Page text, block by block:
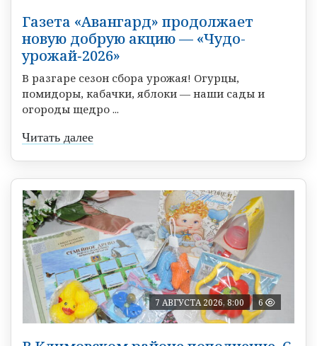
Газета «Авангард» продолжает
новую добрую акцию — «Чудо-
урожай‑2026»
В разгаре сезон сбора урожая! Огурцы,
помидоры, кабачки, яблоки — наши сады и
огороды щедро ...
Читать далее
7 АВГУСТА 2026, 8:00 6